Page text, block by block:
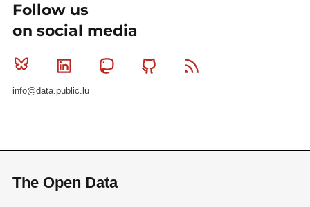
Follow us
on social media
Bluesky Linkedin MastodonGithub
info@data.public.lu
The Open Data